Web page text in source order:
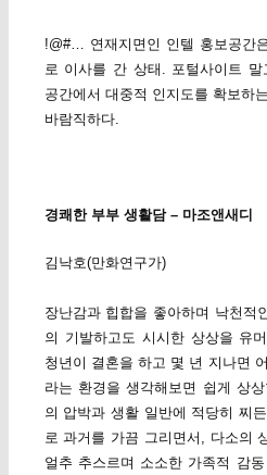
!@#… 연재지면인 인텔 홍보공간
로 이사를 간 상태. 포털사이트
공간에서 대중적 인지도를 확보하
바람직하다.
경쾌한 부부 생활담 – 마조앤새디
김낙호(만화연구가)
장난감과 힙합을 좋아하며 낙천적
의 기발하고도 시시한 상상을 유
청년이 결혼을 하고 몇 년 지나면
라는 환경을 생각해보면 쉽게 상
의 압박과 생활 일반에 적당히 찌
로 과거를 가끔 그리면서, 다소의
얼추 추스르며 소소한 가족적 감